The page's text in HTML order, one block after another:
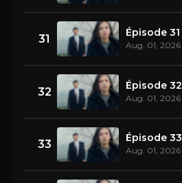
31 Épisode 31
Aug. 01, 2026
32 Épisode 32
Aug. 01, 2026
33 Épisode 33
Aug. 01, 2026